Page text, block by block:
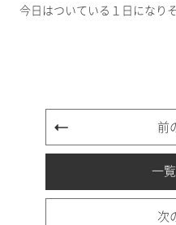
今日はついている１日になり
前
一
次